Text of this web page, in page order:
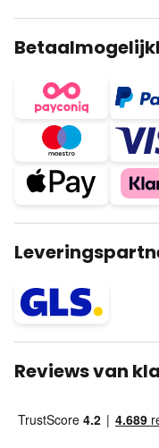
Reviews van